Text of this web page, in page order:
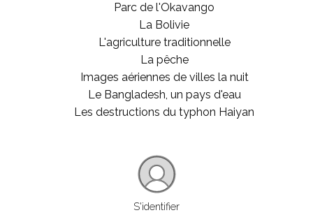
Parc de l'Okavango
La Bolivie
L'agriculture traditionnelle
La pêche
Images aériennes de villes la nuit
Le Bangladesh, un pays d'eau
Les destructions du typhon Haiyan
S'identifier